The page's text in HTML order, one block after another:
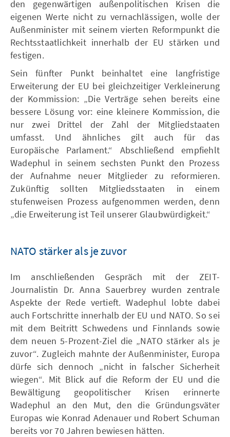
den gegenwärtigen außenpolitischen Krisen die
eigenen Werte nicht zu vernachlässigen, wolle der
Außenminister mit seinem vierten Reformpunkt die
Rechtsstaatlichkeit innerhalb der EU stärken und
festigen.
Sein fünfter Punkt beinhaltet eine langfristige
Erweiterung der EU bei gleichzeitiger Verkleinerung
der Kommission: „Die Verträge sehen bereits eine
bessere Lösung vor: eine kleinere Kommission, die
nur zwei Drittel der Zahl der Mitgliedstaaten
umfasst. Und ähnliches gilt auch für das
Europäische Parlament.“ Abschließend empfiehlt
Wadephul in seinem sechsten Punkt den Prozess
der Aufnahme neuer Mitglieder zu reformieren.
Zukünftig sollten Mitgliedsstaaten in einem
stufenweisen Prozess aufgenommen werden, denn
„die Erweiterung ist Teil unserer Glaubwürdigkeit.“
NATO stärker als je zuvor
Im anschließenden Gespräch mit der ZEIT-
Journalistin Dr. Anna Sauerbrey wurden zentrale
Aspekte der Rede vertieft. Wadephul lobte dabei
auch Fortschritte innerhalb der EU und NATO. So sei
mit dem Beitritt Schwedens und Finnlands sowie
dem neuen 5-Prozent-Ziel die „NATO stärker als je
zuvor“. Zugleich mahnte der Außenminister, Europa
dürfe sich dennoch „nicht in falscher Sicherheit
wiegen“. Mit Blick auf die Reform der EU und die
Bewältigung geopolitischer Krisen erinnerte
Wadephul an den Mut, den die Gründungsväter
Europas wie Konrad Adenauer und Robert Schuman
bereits vor 70 Jahren bewiesen hätten.